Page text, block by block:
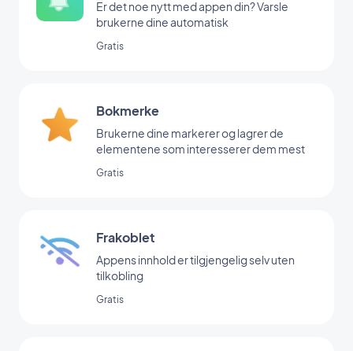
Er det noe nytt med appen din? Varsle
brukerne dine automatisk
Gratis
Bokmerke
Brukerne dine markerer og lagrer de
elementene som interesserer dem mest
Gratis
Frakoblet
Appens innhold er tilgjengelig selv uten
tilkobling
Gratis